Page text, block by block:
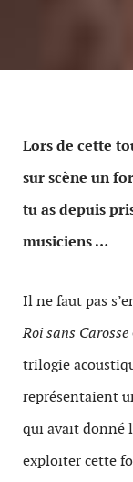
Lors de cette
sur scène un
tu as depuis
musiciens …
Il ne faut pas
Roi sans Carosse
trilogie
représentaient
qui avait donné
exploiter cette